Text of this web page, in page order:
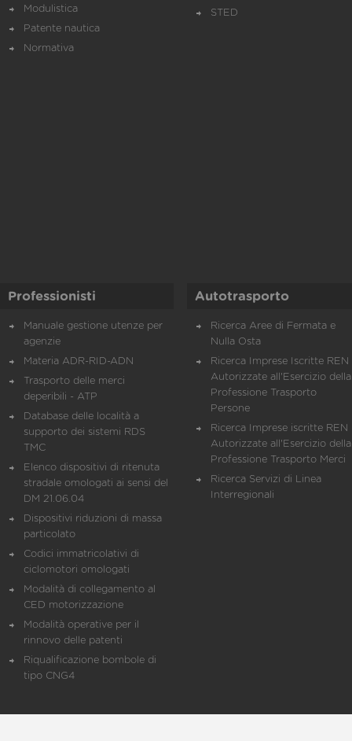
Modulistica
Patente nautica
Normativa
STED
Professionisti
Manuale gestione utenze per
agenzie
Materia ADR-RID-ADN
Trasporto delle merci
deperibili - ATP
Database delle località a
supporto dei sistemi RDS
TMC
Elenco dispositivi di ritenuta
stradale omologati ai sensi del
DM 21.06.04
Dispositivi riduzioni di massa
particolato
Codici immatricolativi di
ciclomotori omologati
Modalità di collegamento al
CED motorizzazione
Modalità operative per il
rinnovo delle patenti
Riqualificazione bombole di
tipo CNG4
Autotrasporto
Ricerca Aree di Fermata e
Nulla Osta
Ricerca Imprese Iscritte REN
Autorizzate all'Esercizio della
Professione Trasporto
Persone
Ricerca Imprese iscritte REN
Autorizzate all'Esercizio della
Professione Trasporto Merci
Ricerca Servizi di Linea
Interregionali